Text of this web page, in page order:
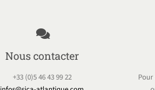
Nous contacter
+33 (0)5 46 43 99 22